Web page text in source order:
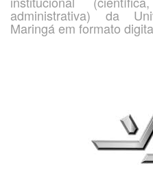
administrativa) da
Maringá em formato